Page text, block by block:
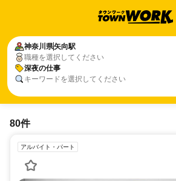
神奈川県矢向駅
職種を選択してください
深夜の仕事
キーワードを選択してください
80件
アルバイト・パート